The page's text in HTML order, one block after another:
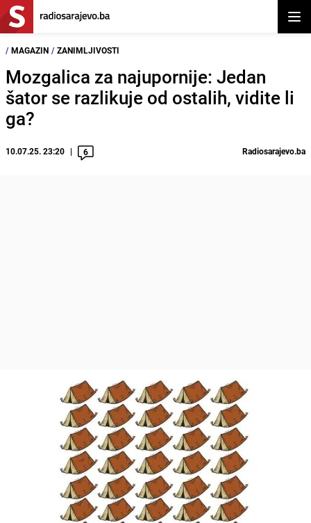
/ MAGAZIN / ZANIMLJIVOSTI
Mozgalica za najupornije: Jedan
šator se razlikuje od ostalih, vidite li
ga?
10.07.25. 23:20 6 Radiosarajevo.ba